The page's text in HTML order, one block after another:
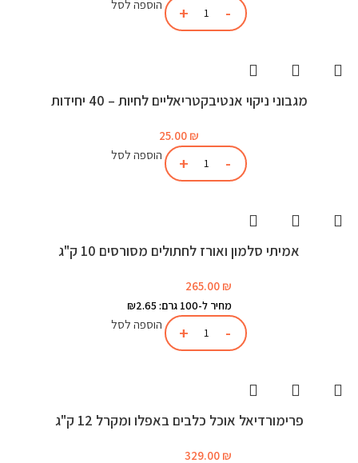
הוספה לסל
מגבוני ניקוי אנטיבקטריאליים לחיות – 40 יחידות
25.00 ₪
הוספה לסל
אמיתי סלמון ואורז לחתולים מסורסים 10 ק"ג
265.00 ₪
מחיר ל-100 גרם: ₪2.65
הוספה לסל
פרימורדיאל אוכל כלבים באפלו ומקרל 12 ק"ג
329.00 ₪